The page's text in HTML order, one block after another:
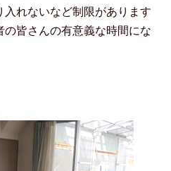
れないなど制限があります
皆さんの有意義な時間にな